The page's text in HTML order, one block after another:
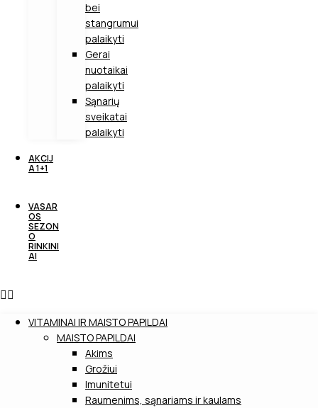
bei
stangrumui
palaikyti
Gerai
nuotaikai
palaikyti
Sąnarių
sveikatai
palaikyti
AKCIJ
A 1+1
VASAR
OS
SEZON
O
RINKINI
AI
VITAMINAI IR MAISTO PAPILDAI
MAISTO PAPILDAI
Akims
Grožiui
Imunitetui
Raumenims, sąnariams ir kaulams